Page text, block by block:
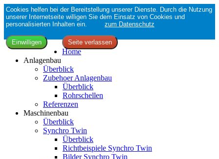
Cookies helfen bei der Bereitstellung unserer Dienste. Durch die Nutzung
unserer Internetseite willigen Sie dem Einsatz von Cookies und
personalisierten Inhalten ein. zum Datenschutz
Home
Anlagenbau
Überblick
Zubehoer Anlagenbau
Überblick
Rohrschellen
Referenzen
Maschinenbau
Überblick
Synchro Twin
Überblick
Richtbeispiele Synchro Twin
Bilder Synchro Twin